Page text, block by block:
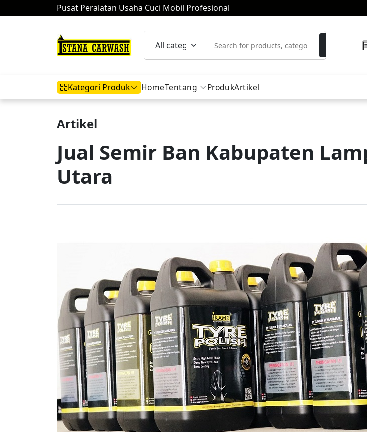
Pusat Peralatan Usaha Cuci Mobil Profesional
Kategori Produk
Hidrolik Mobil Hidrolik Motor Kompresor
HomeTentang ProdukArtikel
Artikel
Jual Semir Ban Kabupaten
Utara